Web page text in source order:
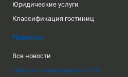
Юридические услуги
Классификация гостиниц
Новости
Все новости
Новости и мероприятия ТПП